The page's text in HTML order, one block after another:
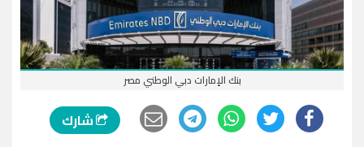
بنك الإمارات دبي الوطني مصر
شارك